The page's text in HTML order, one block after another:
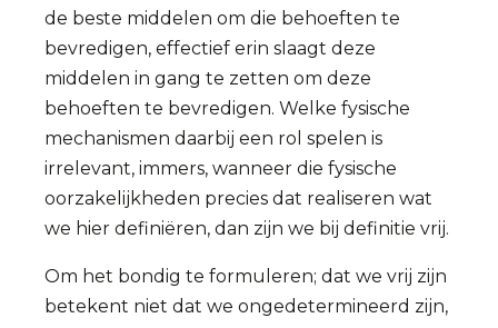
de beste middelen om die behoeften te
bevredigen, effectief erin slaagt deze
middelen in gang te zetten om deze
behoeften te bevredigen. Welke fysische
mechanismen daarbij een rol spelen is
irrelevant, immers, wanneer die fysische
oorzakelijkheden precies dat realiseren wat
we hier definiëren, dan zijn we bij definitie vrij.
Om het bondig te formuleren; dat we vrij zijn
betekent niet dat we ongedetermineerd zijn,